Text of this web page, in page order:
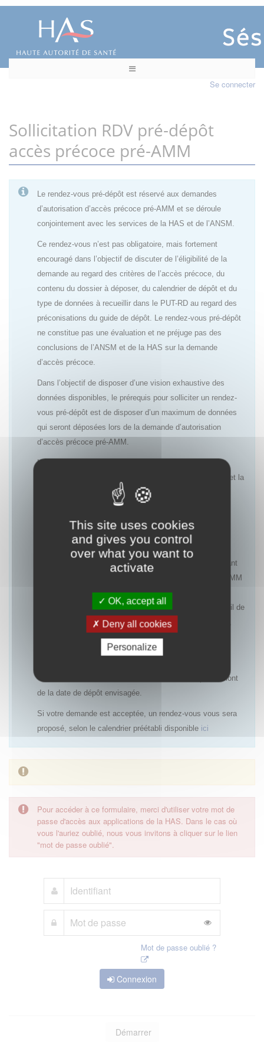
This site uses cookies
and gives you control
over what you want to
activate
OK, accept all
Deny all cookies
Personalize
Se connecter
Sollicitation RDV pré-dépôt
accès précoce pré-AMM
Le rendez-vous pré-dépôt est réservé aux demandes
d’autorisation d’accès précoce pré-AMM et se déroule
conjointement avec les services de la HAS et de l’ANSM.
Ce rendez-vous n’est pas obligatoire, mais fortement
encouragé dans l’objectif de discuter de l’éligibilité de la
demande au regard des critères de l’accès précoce, du
contenu du dossier à déposer, du calendrier de dépôt et du
type de données à recueillir dans le PUT-RD au regard des
préconisations du guide de dépôt. Le rendez-vous pré-dépôt
ne constitue pas une évaluation et ne préjuge pas des
conclusions de l’ANSM et de la HAS sur la demande
d’accès précoce.
Dans l’objectif de disposer d’une vision exhaustive des
données disponibles, le prérequis pour solliciter un rendez-
vous pré-dépôt est de disposer d’un maximum de données
qui seront déposées lors de la demande d’autorisation
d’accès précoce pré-AMM.
L’objectif de ces rendez-vous est de permettre aux
laboratoires d’anticiper au mieux l’évaluation de l’ANSM et la
décision de la HAS ainsi que le choix des données à
recueillir dans le cadre du PUT-RD afin de répondre aux
attentes des deux agences.
Les rendez-vous pourront être refusés notamment :
- pour une première demande d’accès précoce concernant
une indication ayant une AMM ou un avis favorable à l’AMM
(centralisée ou nationale), dans la mesure où le rapport
bénéfice/risques est déjà établi et qu’un PUT avec recueil de
données cliniques ne sera pas systématiquement requis,
- si un accès précoce antérieur a été refusé et qu’aucun
nouvel élément n’est disponible,
- si la demande de rendez-vous est réalisée trop en amont
de la date de dépôt envisagée.
Si votre demande est acceptée, un rendez-vous vous sera
proposé, selon le calendrier préétabli disponible ici
Pour accéder à ce formulaire, merci d'utiliser votre mot de
passe d'accès aux applications de la HAS. Dans le cas où
vous l'auriez oublié, nous vous invitons à cliquer sur le lien
"mot de passe oublié".
Mot de passe oublié ?
Connexion
Démarrer